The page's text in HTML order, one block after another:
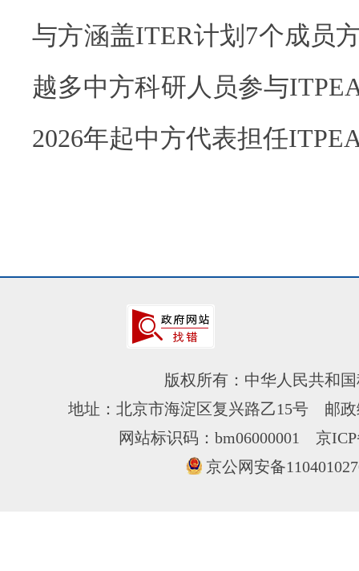
与方涵盖ITER计划7个成员
越多中方科研人员参与
2026年起中方代表担任
版权所有：中华人民共和
地址：北京市海淀区复兴路乙15号 邮
网站标识码：bm06000001 京
京公网安备